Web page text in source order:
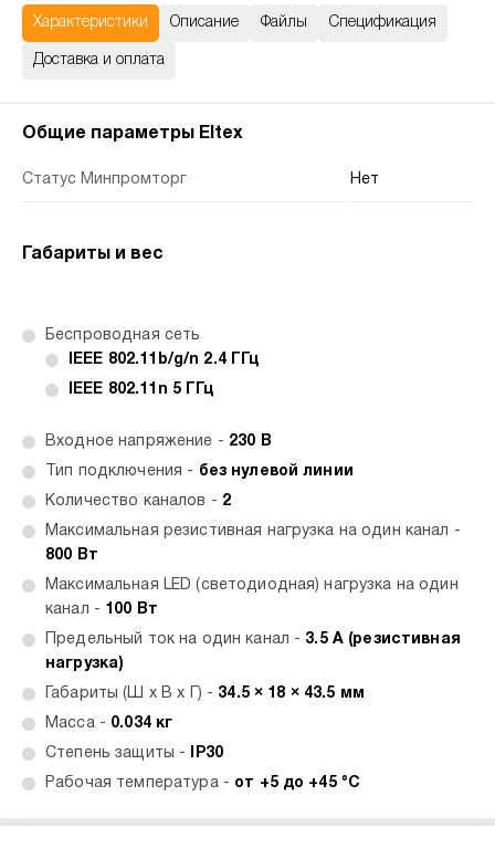
Характеристики Описание Файлы Спецификация
Доставка и оплата
Общие параметры Eltex
Статус Минпромторг Нет
Габариты и вес
Беспроводная сеть
IEEE 802.11b/g/n 2.4 ГГц
IEEE 802.11n 5 ГГц
Входное напряжение - 230 В
Тип подключения - без нулевой линии
Количество каналов - 2
Максимальная резистивная нагрузка на один канал -
800 Вт
Максимальная LED (светодиодная) нагрузка на один
канал - 100 Вт
Предельный ток на один канал - 3.5 А (резистивная
нагрузка)
Габариты (Ш x В x Г) - 34.5 × 18 × 43.5 мм
Масса - 0.034 кг
Степень защиты - IP30
Рабочая температура - от +5 до +45 °C